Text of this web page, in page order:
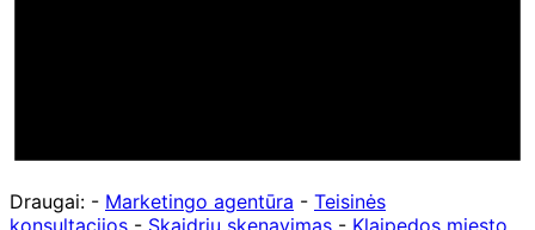
Draugai: - Marketingo agentūra - Teisinės
konsultacijos - Skaidrių skenavimas - Klaipedos miesto